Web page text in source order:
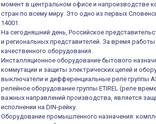
момент в центральном офисе и напроизводстве
стран по всему миру. Это одно из первых
14001.
На сегодняшний день, Российское
и региональных представителей. За время
качественного оборудования.
Инсталляционное оборудование бытового
коммутации и защиты электрических цепей и
выключатели и дифференциальные реле группы
релейное оборудование группы ETIREL (реле
важных направлений производства, является
исполнении на DIN-рейку.
Оборудование промышленного назначения: